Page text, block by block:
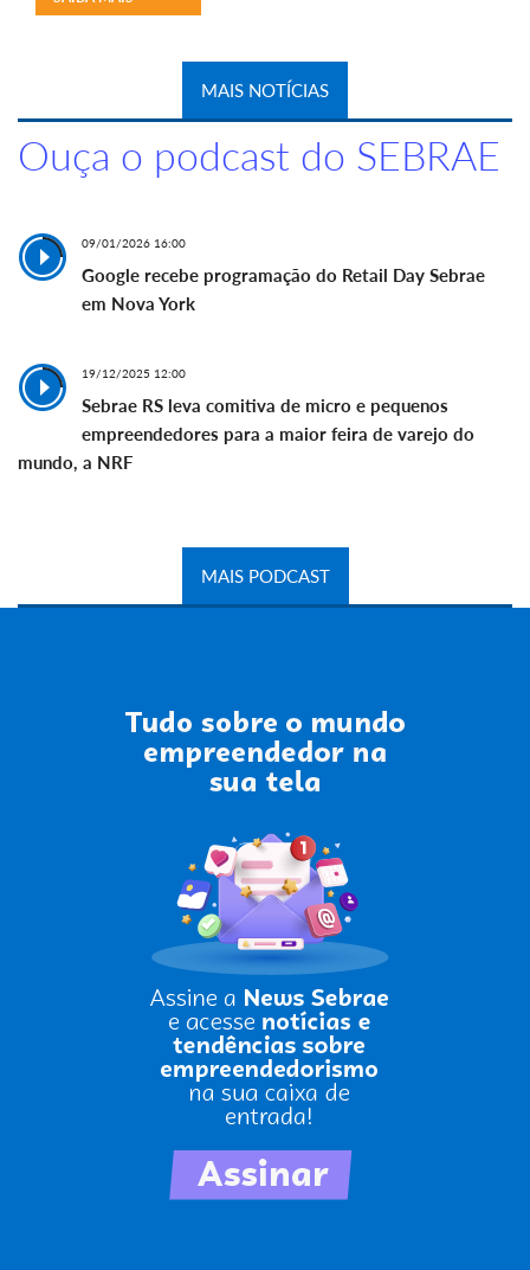
MAIS NOTÍCIAS
Ouça o podcast do SEBRAE
09/01/2026 16:00
Google recebe programação do Retail Day Sebrae
em Nova York
19/12/2025 12:00
Sebrae RS leva comitiva de micro e pequenos
empreendedores para a maior feira de varejo do
mundo, a NRF
MAIS PODCAST